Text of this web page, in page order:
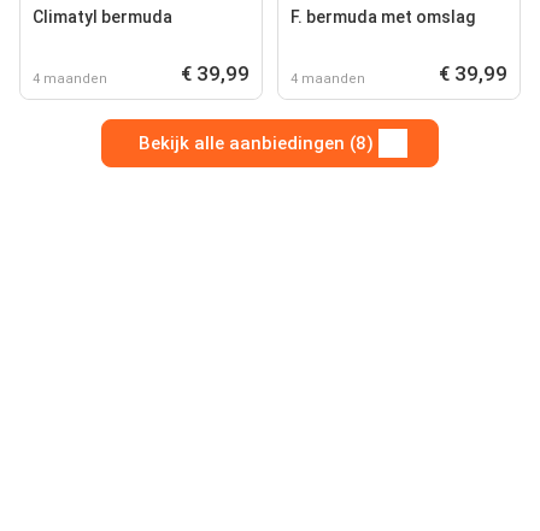
Climatyl bermuda
4 maanden € 39,99
F. bermuda met omslag
4 maanden € 39,99
Bekijk alle aanbiedingen (8)